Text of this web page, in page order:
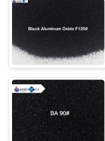
POLÍTICA
DE
PRIVACIDAD